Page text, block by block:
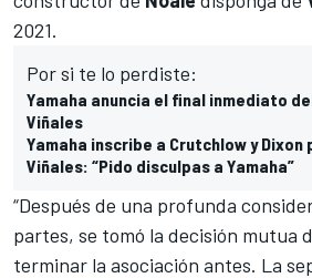
2021.
Por si te lo perdiste:
Yamaha anuncia el final inmediato
Viñales
Yamaha inscribe a Crutchlow y
Viñales: “Pido disculpas a Yamaha”
“Después de una profunda
partes, se tomó la decisión mutua
terminar la asociación antes. La